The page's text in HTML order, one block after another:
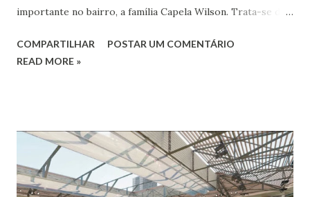
importante no bairro, a família Capela Wilson. Trata-se da
Vamos às informações de seu site : Bailarina e professora
Esteve na Índia aprofundando seus estudos neste estilo
além de partir para pesquisa e vivência das danças
folclóricas do Rajastão (Kalbelia, Banjara, Ghoomar, Chair).
COMPARTILHAR
POSTAR UM COMENTÁRIO
READ MORE »